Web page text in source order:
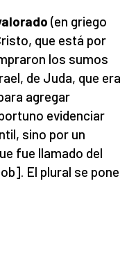
(en griego
que está por
los sumos
de Juda, que era
agregar
evidenciar
sino por un
fue llamado del
El plural se pone